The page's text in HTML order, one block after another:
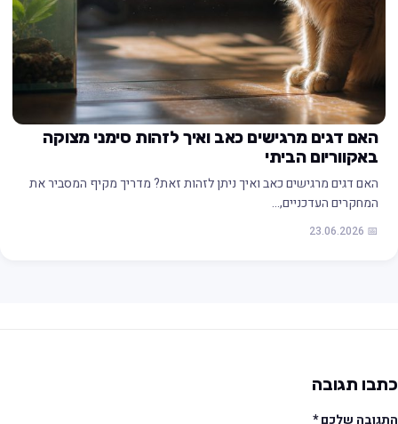
האם דגים מרגישים כאב ואיך לזהות סימני מצוקה
באקווריום הביתי
האם דגים מרגישים כאב ואיך ניתן לזהות זאת? מדריך מקיף המסביר את
המחקרים העדכניים,…
📅 23.06.2026
תגובה
שלכם*